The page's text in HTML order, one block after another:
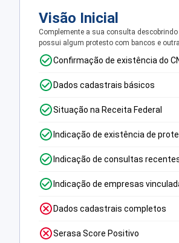
Visão Inicial
Complemente a sua consulta descobrindo
possui algum protesto com bancos e
Confirmação de existência do
Dados cadastrais básicos
Situação na Receita Federal
Indicação de existência de
Indicação de consultas
Indicação de empresas
Dados cadastrais completos
Serasa Score Positivo